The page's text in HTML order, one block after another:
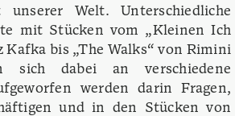
Welt. Unterschiedliche
mit Stücken vom „Kleinen Ich
Kafka bis „The Walks“ von Rimini
sich dabei an verschiedene
werden darin Fragen,
und in den Stücken von